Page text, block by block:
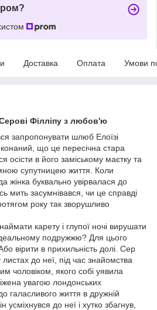
Доставка Оплата Умови
Філліпу з любов'ю
запропонувати шлюб Елоїзі
що це пересічна стара
осісти в його заміському маєтку та
супутницею життя. Коли
жінка буквально увірвалася до
мить засумнівався, чи це справді
року так зворушливо
карету і глупої ночі вирушати
подружжю? Для цього
вірити в прихильність долі. Сер
листах до неї, під час знайомства
чоловіком, якого собі уявила
увагою лондонських
галасливого життя в дружній
усміхнувся до неї і хутко збагнув,